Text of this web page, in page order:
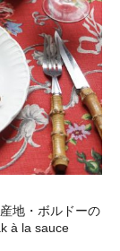
地・ボルドーの
à la sauce